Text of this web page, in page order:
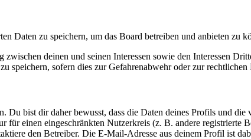
Daten zu speichern, um das Board betreiben und anbieten zu
deinen und seinen Interessen sowie den Interessen
speichern, sofern dies zur Gefahrenabwehr oder zur
Du bist dir daher bewusst, dass die Daten deines Profils und
einen eingeschränkten Nutzerkreis (z. B. andere registrierte
den Betreiber. Die E-Mail-Adresse aus deinem Profil ist